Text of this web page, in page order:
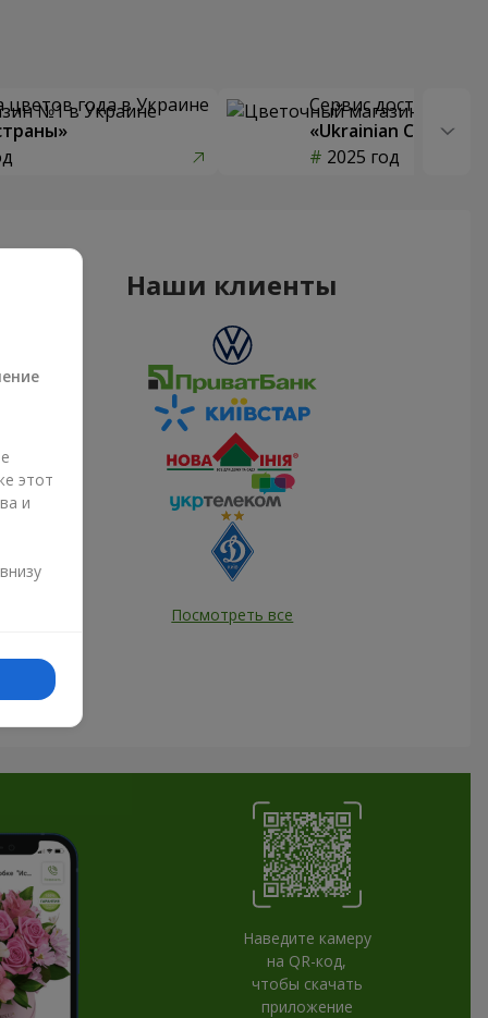
цветов года в Украине
Сервис доставки
«Ukrainian Choice»
2025 год
Наши клиенты
Посмотреть все
Наведите камеру
на QR-код,
чтобы скачать
приложение
этот
и